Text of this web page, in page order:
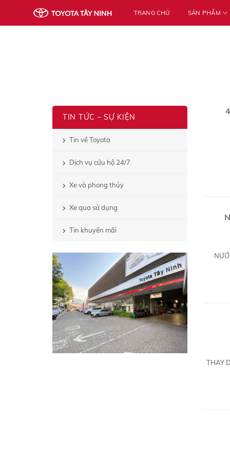
TRANG CHỦ SẢN PHẨM
TIN TỨC – SỰ KIỆN
Tin về Toyota
Dịch vụ cứu hộ 24/7
Xe và phong thủy
Xe qua sử dụng
Tin khuyến mãi
THAY